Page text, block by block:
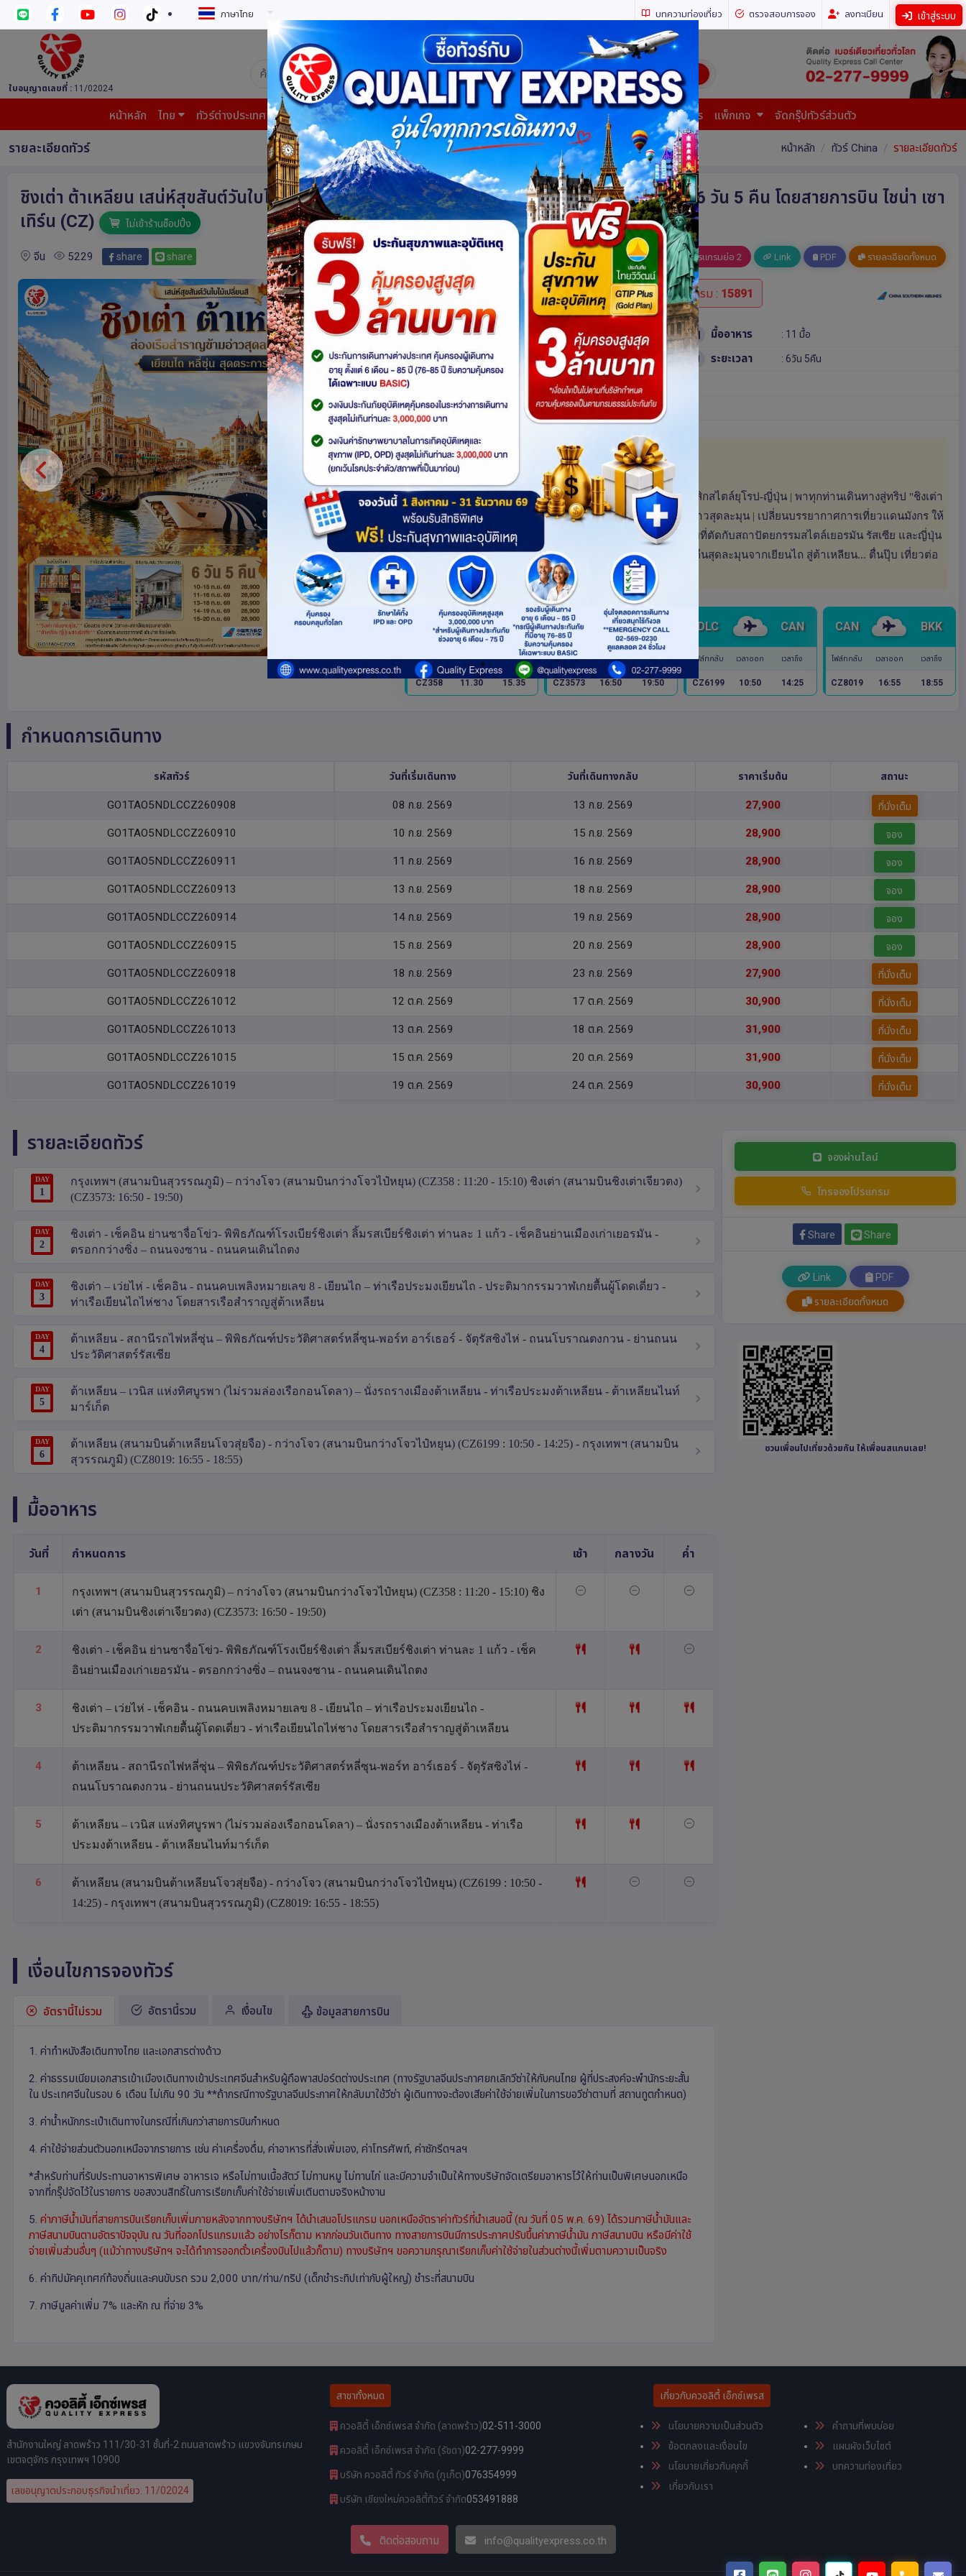
ภาษาไทย บทความท่องเที่ยว ตรวจสอบการจอง ลงทะเบียน เข้าสู่ระบบ
ใบอนุญาตเลขที่ : 11/02024
บริษัท ควอลิตี้ เอ็กซ์เพรส จำกัด ผู้เชี่ยวชาญด้านการท่องเที่ยว ทัวร์ ในประเทศ และ ต่างประเทศ (เที่ยวทั่วโลก)
หน้าหลัก ไทย ทัวร์ต่างประเทศ บินต้นทาง แพ็กเกจทัวร์ บัตรเข้าชม JR Pass เรือสำราญ บริการยื่นเอกสาร แพ็กเกจ จัดกรุ๊ปทัวร์ส่วนตัว
รายละเอียดทัวร์ หน้าหลัก ทัวร์ China รายละเอียดทัวร์
ชิงเต่า ต้าเหลียน เสน่ห์สุขสันต์วันใบไม้เปลี่ยนสี ล่องเรือข้ามอ่าวสุดละมุน เยียนไถ หลี่ซุ่น สุดตระการ 6 วัน 5 คืน โดยสายการบิน ไชน่า เซา
เทิร์น (CZ)
ไม่เข้าร้านช็อปปิ้ง
จีน 5229 share share โปรแกรมย่อ 1 โปรแกรมย่อ 2 Link PDF รายละเอียดทั้งหมด
฿ 27,900 ดูโปรแกรมทัวร์ รหัสโปรแกรม : 15891
รหัสทัวร์ : GO1TAO-CZ005 มื้ออาหาร : 11 มื้อ
สายการบิน : China Southern Airlines ระยะเวลา : 6วัน 5คืน
: Go365Travel
เส้นทาง :ต้าเหลียนชิงเต่าเวยไห่เยียนไถ
Highlight ไฮไลท์ทัวร์
สัมผัสลมหนาวในดินแดนตะวันออก โอบกอดความคลาสสิกสไตล์ยุโรป-ญี่ปุ่น | พาทุกท่านเดินทางสู่ทริป "ชิงเต่า
ต้าเหลียน เสน่ห์สุขสันต์วันใบไม้เปลี่ยนสี ล่องเรือสำราญข้ามอ่าวสุดละมุน | เปลี่ยนบรรยากาศการเที่ยวแดนมังกร ให้
เป็นฉากหลังสุดโรแมนติก ถ่ายรูปคู่กับใบไม้เปลี่ยนสีสีเหลืองส้มที่ตัดกับสถาปัตยกรรมสไตล์เยอรมัน รัสเซีย และญี่ปุ่น
แบบปังๆ | พร้อมไฮไลท์ที่สายชิลล์ต้องเลิฟ: นั่งเรือสำราญข้ามคืนสุดละมุนจากเยียนไถ สู่ต้าเหลียน... ตื่นปุ๊บ เที่ยวต่อ
ได้ปั๊บ ไม่เหนื่อยเดินทางให้เสียอารมณ์!
BKK CAN
ไฟล์ทไป เวลาออก เวลาถึง
CZ358 11.30 15.35
CAN TAO
ไฟล์ทไป เวลาออก เวลาถึง
CZ3573 16:50 19:50
DLC CAN
ไฟล์ทกลับ เวลาออก เวลาถึง
CZ6199 10:50 14:25
CAN BKK
ไฟล์ทกลับ เวลาออก เวลาถึง
CZ8019 16:55 18:55
กำหนดการเดินทาง
รหัสทัวร์ วันที่เริ่มเดินทาง วันที่เดินทางกลับ ราคาเริ่มต้น สถานะ
GO1TAO5NDLCCZ260908 08 ก.ย. 2569 13 ก.ย. 2569 27,900 ที่นั่งเต็ม
GO1TAO5NDLCCZ260910 10 ก.ย. 2569 15 ก.ย. 2569 28,900 จอง
GO1TAO5NDLCCZ260911 11 ก.ย. 2569 16 ก.ย. 2569 28,900 จอง
GO1TAO5NDLCCZ260913 13 ก.ย. 2569 18 ก.ย. 2569 28,900 จอง
GO1TAO5NDLCCZ260914 14 ก.ย. 2569 19 ก.ย. 2569 28,900 จอง
GO1TAO5NDLCCZ260915 15 ก.ย. 2569 20 ก.ย. 2569 28,900 จอง
GO1TAO5NDLCCZ260918 18 ก.ย. 2569 23 ก.ย. 2569 27,900 ที่นั่งเต็ม
GO1TAO5NDLCCZ261012 12 ต.ค. 2569 17 ต.ค. 2569 30,900 ที่นั่งเต็ม
GO1TAO5NDLCCZ261013 13 ต.ค. 2569 18 ต.ค. 2569 31,900 ที่นั่งเต็ม
GO1TAO5NDLCCZ261015 15 ต.ค. 2569 20 ต.ค. 2569 31,900 ที่นั่งเต็ม
GO1TAO5NDLCCZ261019 19 ต.ค. 2569 24 ต.ค. 2569 30,900 ที่นั่งเต็ม
รายละเอียดทัวร์
DAY
1
กรุงเทพฯ (สนามบินสุวรรณภูมิ) – กว่างโจว (สนามบินกว่างโจวไป๋หยุน) (CZ358 : 11:20 - 15:10) ชิงเต่า (สนามบินชิงเต่าเจียวตง)
(CZ3573: 16:50 - 19:50)
DAY
2
ชิงเต่า - เช็คอิน ย่านซาจื่อโข่ว- พิพิธภัณฑ์โรงเบียร์ชิงเต่า ลิ้มรสเบียร์ชิงเต่า ท่านละ 1 แก้ว - เช็คอินย่านเมืองเก่าเยอรมัน -
ตรอกกว่างซิ่ง – ถนนจงซาน - ถนนคนเดินไถตง
DAY
3
ชิงเต่า – เว่ยไห่ - เช็คอิน - ถนนคบเพลิงหมายเลข 8 - เยียนไถ – ท่าเรือประมงเยียนไถ - ประติมากรรมวาฬเกยตื้นผู้โดดเดี่ยว -
ท่าเรือเยียนไถไห่ชาง โดยสารเรือสำราญสู่ต้าเหลียน
DAY
4
ต้าเหลียน - สถานีรถไฟหลี่ซุ่น – พิพิธภัณฑ์ประวัติศาสตร์หลี่ซุน-พอร์ท อาร์เธอร์ - จัตุรัสซิงไห่ - ถนนโบราณตงกวน - ย่านถนน
ประวัติศาสตร์รัสเซีย
DAY
5
ต้าเหลียน – เวนิส แห่งทิศบูรพา (ไม่รวมล่องเรือกอนโดลา) – นั่งรถรางเมืองต้าเหลียน - ท่าเรือประมงต้าเหลียน - ต้าเหลียนไนท์
มาร์เก็ต
DAY
6
ต้าเหลียน (สนามบินต้าเหลียนโจวสุ่ยจือ) - กว่างโจว (สนามบินกว่างโจวไป๋หยุน) (CZ6199 : 10:50 - 14:25) - กรุงเทพฯ (สนามบิน
สุวรรณภูมิ) (CZ8019: 16:55 - 18:55)
มื้ออาหาร
วันที่ กำหนดการ เช้า กลางวัน ค่ำ
1
กรุงเทพฯ (สนามบินสุวรรณภูมิ) – กว่างโจว (สนามบินกว่างโจวไป๋หยุน) (CZ358 : 11:20 - 15:10) ชิง
เต่า (สนามบินชิงเต่าเจียวตง) (CZ3573: 16:50 - 19:50)
2
ชิงเต่า - เช็คอิน ย่านซาจื่อโข่ว- พิพิธภัณฑ์โรงเบียร์ชิงเต่า ลิ้มรสเบียร์ชิงเต่า ท่านละ 1 แก้ว - เช็ค
อินย่านเมืองเก่าเยอรมัน - ตรอกกว่างซิ่ง – ถนนจงซาน - ถนนคนเดินไถตง
3
ชิงเต่า – เว่ยไห่ - เช็คอิน - ถนนคบเพลิงหมายเลข 8 - เยียนไถ – ท่าเรือประมงเยียนไถ -
ประติมากรรมวาฬเกยตื้นผู้โดดเดี่ยว - ท่าเรือเยียนไถไห่ชาง โดยสารเรือสำราญสู่ต้าเหลียน
4
ต้าเหลียน - สถานีรถไฟหลี่ซุ่น – พิพิธภัณฑ์ประวัติศาสตร์หลี่ซุน-พอร์ท อาร์เธอร์ - จัตุรัสซิงไห่ -
ถนนโบราณตงกวน - ย่านถนนประวัติศาสตร์รัสเซีย
5
ต้าเหลียน – เวนิส แห่งทิศบูรพา (ไม่รวมล่องเรือกอนโดลา) – นั่งรถรางเมืองต้าเหลียน - ท่าเรือ
ประมงต้าเหลียน - ต้าเหลียนไนท์มาร์เก็ต
6
ต้าเหลียน (สนามบินต้าเหลียนโจวสุ่ยจือ) - กว่างโจว (สนามบินกว่างโจวไป๋หยุน) (CZ6199 : 10:50 -
14:25) - กรุงเทพฯ (สนามบินสุวรรณภูมิ) (CZ8019: 16:55 - 18:55)
เงื่อนไขการจองทัวร์
อัตรานี้ไม่รวม อัตรานี้รวม เงื่อนไข ข้อมูลสายการบิน
1. ค่าทำหนังสือเดินทางไทย และเอกสารต่างด้าว
2. ค่าธรรมเนียมเอกสารเข้าเมืองเดินทางเข้าประเทศจีนสำหรับผู้ถือพาสปอร์ตต่างประเทศ (ทางรัฐบาลจีนประกาศยกเลิกวีซ่าให้กับคนไทย ผู้ที่ประสงค์จะพำนักระยะสั้น
ใน ประเทศจีนในรอบ 6 เดือน ไม่เกิน 90 วัน **ถ้ากรณีทางรัฐบาลจีนประกาศให้กลับมาใช้วีซ่า ผู้เดินทางจะต้องเสียค่าใช้จ่ายเพิ่มในการขอวีซ่าตามที่ สถานทูตกำหนด)
3. ค่าน้ำหนักกระเป๋าเดินทางในกรณีที่เกินกว่าสายการบินกำหนด
4. ค่าใช้จ่ายส่วนตัวนอกเหนือจากรายการ เช่น ค่าเครื่องดื่ม, ค่าอาหารที่สั่งเพิ่มเอง, ค่าโทรศัพท์, ค่าซักรีดฯลฯ
*สำหรับท่านที่รับประทานอาหารพิเศษ อาหารเจ หรือไม่ทานเนื้อสัตว์ ไม่ทานหมู ไม่ทานไก่ และมีความจำเป็นให้ทางบริษัทจัดเตรียมอาหารไว้ให้ท่านเป็นพิเศษนอกเหนือ
จากที่กรุ๊ปจัดไว้ในรายการ ขอสงวนสิทธิ์ในการเรียกเก็บค่าใช้จ่ายเพิ่มเติมตามจริงหน้างาน
5. ค่าภาษีน้ำมันที่สายการบินเรียกเก็บเพิ่มภายหลังจากทางบริษัทฯ ได้นำเสนอโปรแกรม นอกเหนืออัตราค่าทัวร์ที่นำเสนอนี้ (ณ วันที่ 05 พ.ค. 69) ได้รวมภาษีน้ำมันและ
ภาษีสนามบินตามอัตราปัจจุบัน ณ วันที่ออกโปรแกรมแล้ว อย่างไรก็ตาม หากก่อนวันเดินทาง ทางสายการบินมีการประกาศปรับขึ้นค่าภาษีน้ำมัน ภาษีสนามบิน หรือมีค่าใช้
จ่ายเพิ่มส่วนอื่นๆ (แม้ว่าทางบริษัทฯ จะได้ทำการออกตั๋วเครื่องบินไปแล้วก็ตาม) ทางบริษัทฯ ขอความกรุณาเรียกเก็บค่าใช้จ่ายในส่วนต่างนี้เพิ่มตามความเป็นจริง
6. ค่าทิปมัคคุเทศก์ท้องถิ่นและคนขับรถ รวม 2,000 บาท/ท่าน/ทริป (เด็กชำระทิปเท่ากับผู้ใหญ่) ชำระที่สนามบิน
7. ภาษีมูลค่าเพิ่ม 7% และหัก ณ ที่จ่าย 3%
จองผ่านไลน์
โทรจองโปรแกรม
Share Share
Link PDF
รายละเอียดทั้งหมด
ชวนเพื่อนไปเที่ยวด้วยกัน ให้เพื่อนสแกนเลย!
สำนักงานใหญ่ ลาดพร้าว 111/30-31 ชั้นที่-2 ถนนลาดพร้าว แขวงจันทรเกษม
เขตจตุจักร กรุงเทพฯ 10900
เลขอนุญาตประกอบธุรกิจนำเที่ยว: 11/02024
สาขาทั้งหมด
ควอลิตี้ เอ็กซ์เพรส จำกัด (ลาดพร้าว)02-511-3000
ควอลิตี้ เอ็กซ์เพรส จำกัด (รัชดา)02-277-9999
บริษัท ควอลิตี้ ทัวร์ จำกัด (ภูเก็ต)076354999
บริษัท เชียงใหม่ควอลิตี้ทัวร์ จำกัด053491888
เกี่ยวกับควอลิตี้ เอ็กซ์เพรส
นโยบายความเป็นส่วนตัว
ข้อตกลงและเงื่อนไข
นโยบายเกี่ยวกับคุกกี้
เกี่ยวกับเรา
คำถามที่พบบ่อย
แผนผังเว็บไซต์
บทความท่องเที่ยว
ติดต่อสอบถาม info@qualityexpress.co.th